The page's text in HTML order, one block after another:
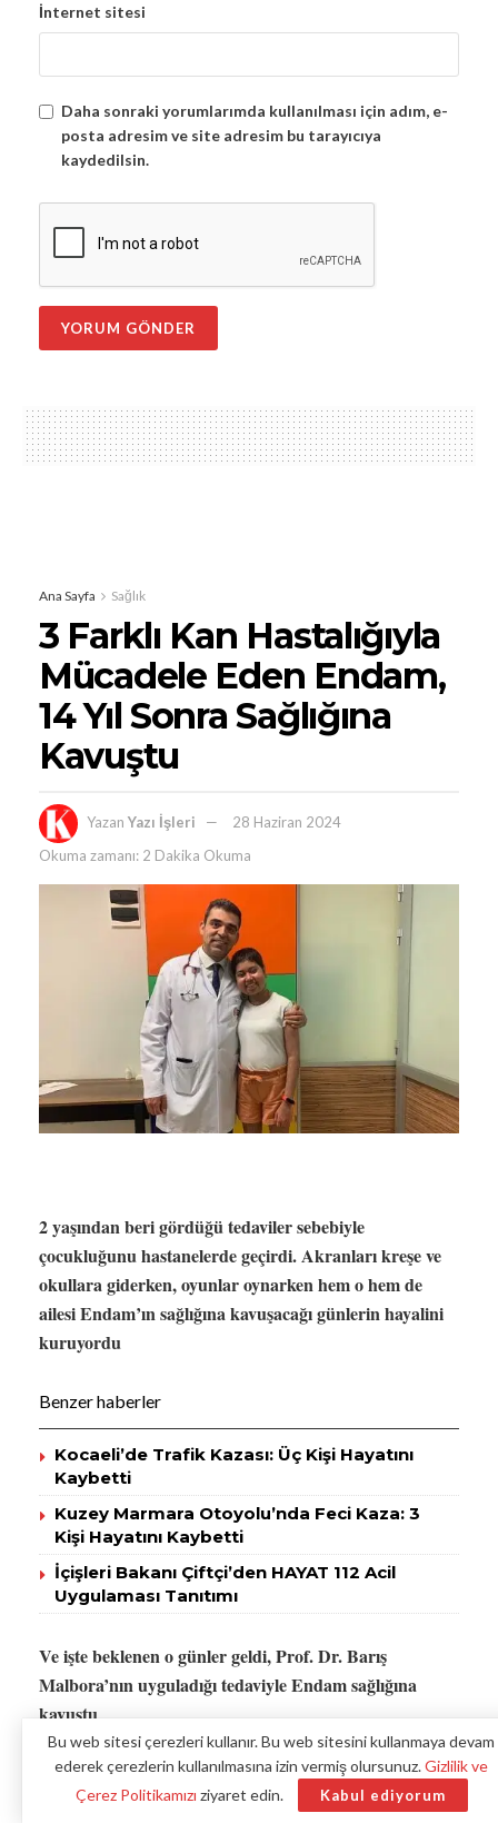
İnternet sitesi
Daha sonraki yorumlarımda kullanılması için adım, e-
posta adresim ve site adresim bu tarayıcıya
kaydedilsin.
Ana Sayfa Sağlık
3 Farklı Kan Hastalığıyla
Mücadele Eden Endam,
14 Yıl Sonra Sağlığına
Kavuştu
Yazan Yazı İşleri
28 Haziran 2024
Okuma zamanı: 2 Dakika Okuma
2 yaşından beri gördüğü tedaviler sebebiyle
çocukluğunu hastanelerde geçirdi. Akranları kreşe ve
okullara giderken, oyunlar oynarken hem o hem de
ailesi Endam’ın sağlığına kavuşacağı günlerin hayalini
kuruyordu
Benzer haberler
Kocaeli’de Trafik Kazası: Üç Kişi Hayatını
Kaybetti
Kuzey Marmara Otoyolu’nda Feci Kaza: 3
Kişi Hayatını Kaybetti
İçişleri Bakanı Çiftçi’den HAYAT 112 Acil
Uygulaması Tanıtımı
Ve işte beklenen o günler geldi, Prof. Dr. Barış
Malbora’nın uyguladığı tedaviyle Endam sağlığına
kavuştu
Kıbrıs’ta yaşayan 15 yaşındaki Endam Küçük,
doğumundan itibaren kanama sorunlarıyla mücadele etti.
Kıbrıs ve Türkiye dahil 14 yıl boyunca birçok doktora gitti.
Bu web sitesi çerezleri kullanır. Bu web sitesini kullanmaya devam
ederek çerezlerin kullanılmasına izin vermiş olursunuz.Gizlilik ve
Çerez Politikamızı ziyaret edin. Kabul ediyorum